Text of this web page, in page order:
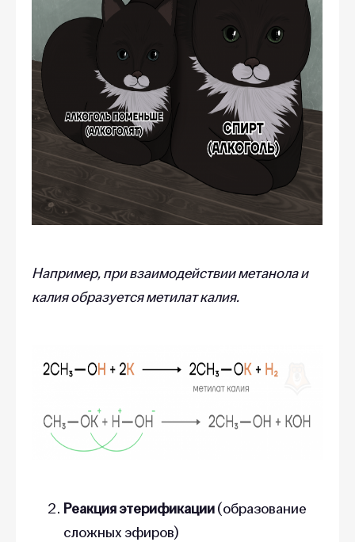
Например, при взаимодействии метанола и
калия образуется метилат калия.
Реакция этерификации(образование
сложных эфиров)